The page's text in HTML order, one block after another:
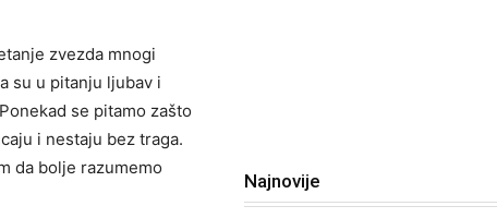
zvezda mnogi
su u pitanju ljubav i
se pitamo zašto
i nestaju bez traga.
da bolje razumemo
Najnovije